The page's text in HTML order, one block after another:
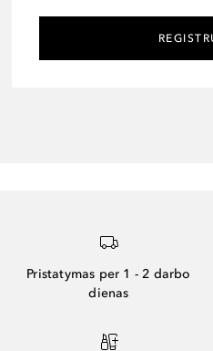
Pristatymas per 1 - 2 darbo
dienas